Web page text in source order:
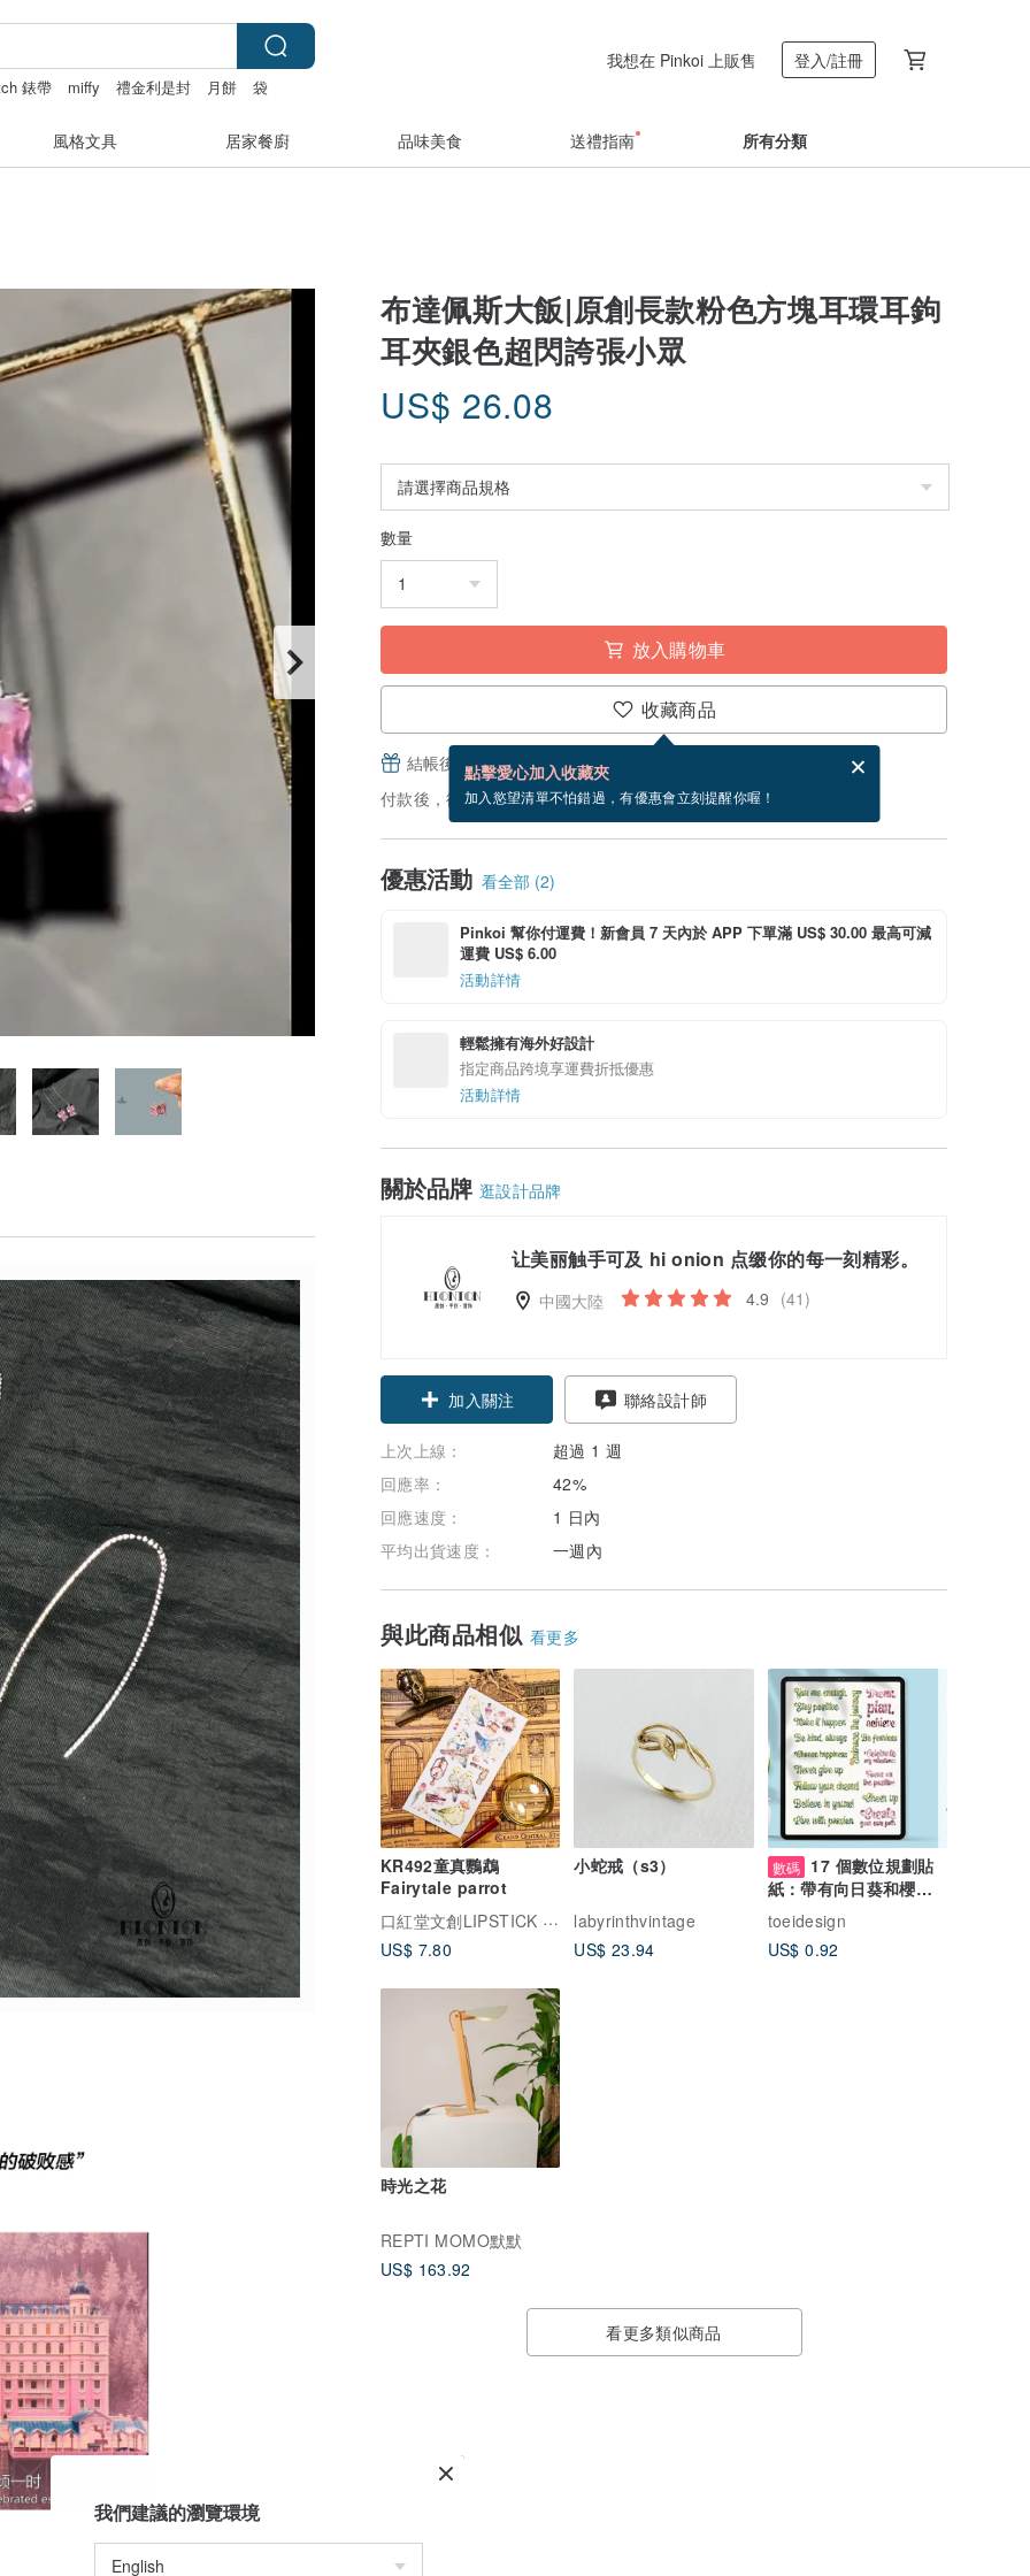
錶帶 miffy 禮金利是封 月餅 袋
我想在 Pinkoi 上販售 登入/註冊
風格文具 居家餐廚 品味美食 送禮指南 所有分類
布達佩斯大飯|原創長款粉色方塊耳環耳鉤
耳夾銀色超閃誇張小眾
US$ 26.08
數量
放入購物車
收藏商品
點擊愛心加入收藏夾
加入慾望清單不怕錯過，有優惠會立刻提醒你喔！
結帳後填寫並分享，免費幫你寄送電子賀卡。
電子賀卡是什麼？
付款後，從備貨到寄出商品為 5 個工作天。（不包含假日）
優惠活動 看全部 (2)
Pinkoi 幫你付運費！新會員 7 天內於 APP 下單滿 US$ 30.00 最高可減
運費 US$ 6.00
活動詳情
輕鬆擁有海外好設計
指定商品跨境享運費折抵優惠
活動詳情
關於品牌 逛設計品牌
让美丽触手可及 hi onion 点缀你的每一刻精彩。
中國大陸 4.9 (41)
加入關注 聯絡設計師
上次上線：
超過 1 週
回應率：
42%
回應速度：
1 日內
平均出貨速度：
一週內
與此商品相似 看更多
KR492童真鸚鵡
Fairytale parrot
口紅堂文創LIPSTICK CNDY CCI
US$ 7.80
小蛇戒（s3）
labyrinthvintage
US$ 23.94
數碼 17 個數位規劃貼
紙：帶有向日葵和櫻花
設計的鼓勵訊息
toeidesign
US$ 0.92
時光之花
REPTI MOMO默默
US$ 163.92
看更多類似商品
我們建議的瀏覽環境